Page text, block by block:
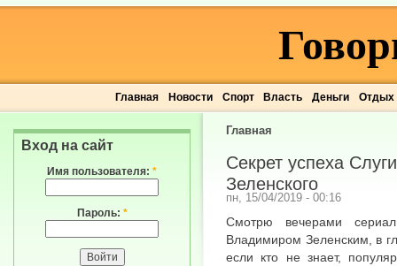
Главная Новости Спорт Власть Деньги Отдых
Главная
Секрет успеха
Зеленского
пн, 15/04/2019 - 00:16
Смотрю вечерами
Владимиром Зеленским, в
если кто не знает,
Вход на сайт
Имя пользователя: *
Пароль: *